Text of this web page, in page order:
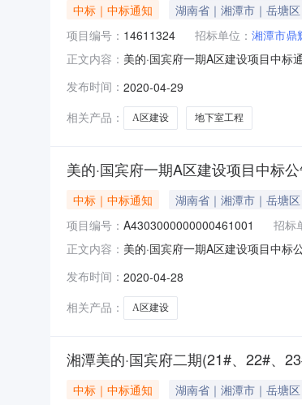
中标｜中标通知
湖南省｜湘潭市｜岳塘区
项目编号： 14611324 招标单位： 湘潭市鼎
正文内容： 美的·国宾府一期A区建设项目中
位为中标人，中标价为：
发布时间： 2020-04-29
相关产品：
A区建设 地下室工程
美的·国宾府一期A区建设项目中标
中标｜中标通知 湖南省｜湘潭市｜岳塘区
项目编号： A4303000000000461001 招标
正文内容： 美的·国宾府一期A区建设项目中
已完成评标工作和向建设行政主管
发布时间： 2020-04-28
相关产品：
A区建设
湘潭美的·国宾府二期(21#、22#、
中标｜中标通知
湖南省｜湘潭市｜岳塘区